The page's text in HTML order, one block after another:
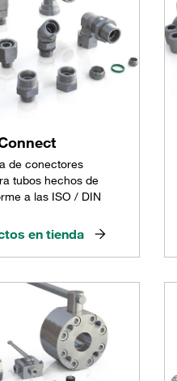
de conectores
tubos hechos de
a las ISO / DIN
en tienda